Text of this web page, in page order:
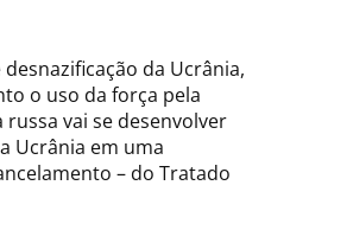
da Ucrânia,
o uso da força pela
russa vai se desenvolver
Ucrânia em uma
– do Tratado